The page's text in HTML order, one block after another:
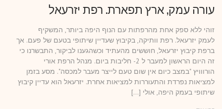
עורה עמק, ארץ תפארת. רפת יזרעאל
זוהי ללא ספק אחת מהרפתות עם הנוף היפה ביותר, המשקיף
לעמק יזרעאל. רפת וותיקה, בקיבוץ שעדיין שיתופי בטעם של פעם. אך
ברפת קיבוץ יזרעאל, חוששים מהעתיד וכשהגענו לביקור, התבשרנו כי
זה היום הראשון למעבר ל 2- חליבות ביום. מנהל הרפת אורי
הורווויץ "במצב כיום אין שום טעם לייצר מעבר למכסה". מסע בזמן
למציאות נפרדת והתעוררות למציאות אחרת. יזרעאל הוא עדיין קיבוץ
שיתופי בעמק היפה, אולי […]